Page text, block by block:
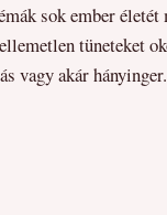
sok ember életét
tüneteket
vagy akár